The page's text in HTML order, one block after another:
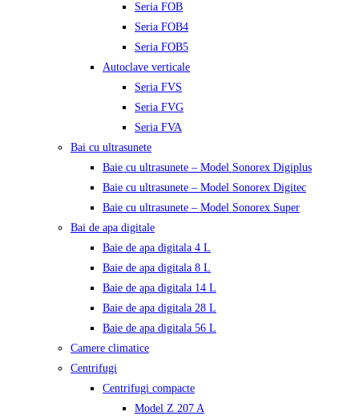
Seria FOB
Seria FOB4
Seria FOB5
Autoclave verticale
Seria FVS
Seria FVG
Seria FVA
Bai cu ultrasunete
Baie cu ultrasunete – Model Sonorex Digiplus
Baie cu ultrasunete – Model Sonorex Digitec
Baie cu ultrasunete – Model Sonorex Super
Bai de apa digitale
Baie de apa digitala 4 L
Baie de apa digitala 8 L
Baie de apa digitala 14 L
Baie de apa digitala 28 L
Baie de apa digitala 56 L
Camere climatice
Centrifugi
Centrifugi compacte
Model Z 207 A